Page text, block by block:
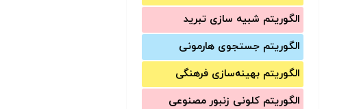
الگوریتم شبیه سازی تبرید
الگوریتم جستجوی هارمونی
الگوریتم بهینه‌سازی فرهنگی
الگوریتم کلونی زنبور مصنوعی